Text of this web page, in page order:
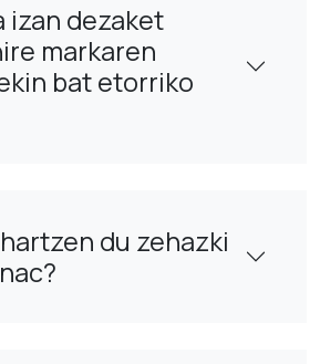
izan dezaket
markaren
bat etorriko
du zehazki